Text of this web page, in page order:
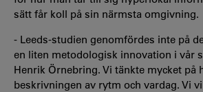
sätt får koll på sin närmsta omgivning.
- Leeds-studien genomfördes inte på
en liten metodologisk innovation i vår
Henrik Örnebring. Vi tänkte mycket på
beskrivningen av rytm och vardag. Vi